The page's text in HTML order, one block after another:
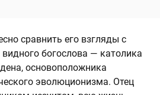
сравнить его взгляды с
богослова — католика
основоположника
эволюционизма. Отец